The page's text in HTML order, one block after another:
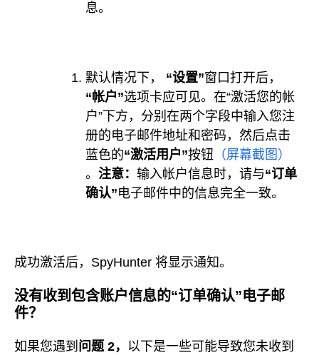
息。
默认情况下， “设置”窗口打开后，
“帐户”选项卡应可见。在“激活您的帐
户”下方，分别在两个字段中输入您注
册的电子邮件地址和密码，然后点击
蓝色的“激活用户”按钮 （屏幕截图）
。 注意： 输入帐户信息时，请与“订单
确认”电子邮件中的信息完全一致。
成功激活后，SpyHunter 将显示通知。
没有收到包含账户信息的“订单确认”电子邮
件？
如果您遇到 问题 2， 以下是一些可能导致您未收到